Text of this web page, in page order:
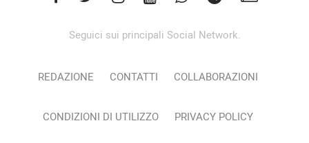
Seguici sui principali Social Network.
REDAZIONE CONTATTI COLLABORAZIONI
CONDIZIONI DI UTILIZZO PRIVACY POLICY